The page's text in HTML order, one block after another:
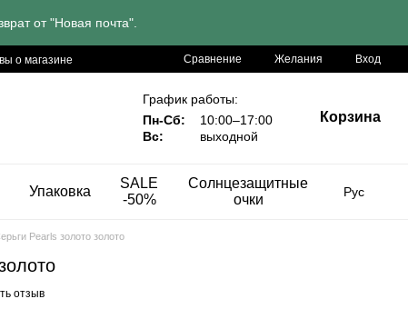
от "Новая почта".
о магазине
Сравнение Желания Вход
График работы:
Пн-Сб:
10:00–17:00
Вс:
выходной
Корзина
Упаковка
SALE
-50%
Солнцезащитные
очки
Рус
Pearls золото золото
отзыв